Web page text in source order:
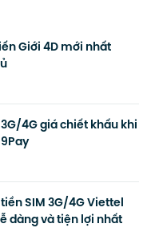
Giới 4D mới nhất
4G giá chiết khấu khi
SIM 3G/4G Viettel
dàng và tiện lợi nhất